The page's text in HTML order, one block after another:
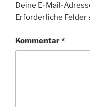
Deine E-Mail-
Erforderliche Felder
Kommentar*